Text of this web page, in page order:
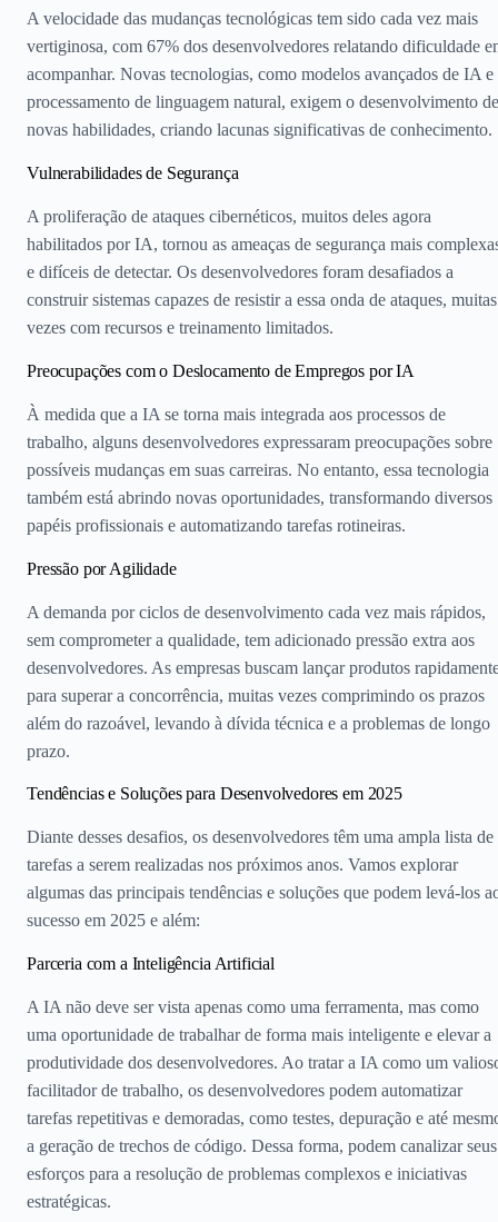
A velocidade das mudanças tecnológicas tem sido cada vez mais
vertiginosa, com 67% dos desenvolvedores relatando dificuldade
acompanhar. Novas tecnologias, como modelos avançados de IA e
processamento de linguagem natural, exigem o desenvolvimento de
novas habilidades, criando lacunas significativas de conhecimento.
Vulnerabilidades de Segurança
A proliferação de ataques cibernéticos, muitos deles agora
habilitados por IA, tornou as ameaças de segurança mais
e difíceis de detectar. Os desenvolvedores foram desafiados a
construir sistemas capazes de resistir a essa onda de ataques, muitas
vezes com recursos e treinamento limitados.
Preocupações com o Deslocamento de Empregos por IA
À medida que a IA se torna mais integrada aos processos de
trabalho, alguns desenvolvedores expressaram preocupações sobre
possíveis mudanças em suas carreiras. No entanto, essa tecnologia
também está abrindo novas oportunidades, transformando diversos
papéis profissionais e automatizando tarefas rotineiras.
Pressão por Agilidade
A demanda por ciclos de desenvolvimento cada vez mais rápidos,
sem comprometer a qualidade, tem adicionado pressão extra aos
desenvolvedores. As empresas buscam lançar produtos
para superar a concorrência, muitas vezes comprimindo os prazos
além do razoável, levando à dívida técnica e a problemas de longo
prazo.
Tendências e Soluções para Desenvolvedores em 2025
Diante desses desafios, os desenvolvedores têm uma ampla lista de
tarefas a serem realizadas nos próximos anos. Vamos explorar
algumas das principais tendências e soluções que podem levá-los
sucesso em 2025 e além:
Parceria com a Inteligência Artificial
A IA não deve ser vista apenas como uma ferramenta, mas como
uma oportunidade de trabalhar de forma mais inteligente e elevar a
produtividade dos desenvolvedores. Ao tratar a IA como um
facilitador de trabalho, os desenvolvedores podem automatizar
tarefas repetitivas e demoradas, como testes, depuração e até
a geração de trechos de código. Dessa forma, podem canalizar seus
esforços para a resolução de problemas complexos e iniciativas
estratégicas.